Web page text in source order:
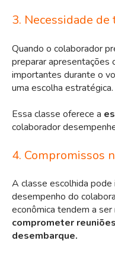
3. Necessidade
Quando o colaborador
preparar apresentações
importantes durante o
uma escolha estratégica.
Essa classe oferece a
colaborador
4. Compromissos
A classe escolhida
desempenho do
econômica tendem a
comprometer
desembarque.